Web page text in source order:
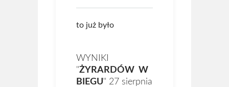
to już było
WYNIKI
"ŻYRARDÓW W
BIEGU" 27 sierpnia